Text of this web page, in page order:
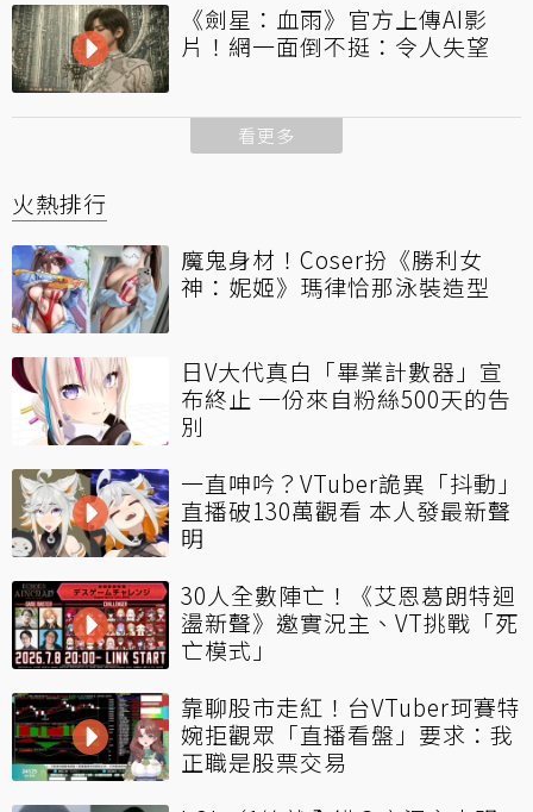
《劍星：血雨》官方上傳AI影
片！網一面倒不挺：令人失望
看更多
火熱排行
魔鬼身材！Coser扮《勝利女
神：妮姬》瑪律恰那泳裝造型
日V大代真白「畢業計數器」宣
布終止 一份來自粉絲500天的告
別
一直呻吟？VTuber詭異「抖動」
直播破130萬觀看 本人發最新聲
明
30人全數陣亡！《艾恩葛朗特迴
盪新聲》邀實況主、VT挑戰「死
亡模式」
靠聊股市走紅！台VTuber珂賽特
婉拒觀眾「直播看盤」要求：我
正職是股票交易